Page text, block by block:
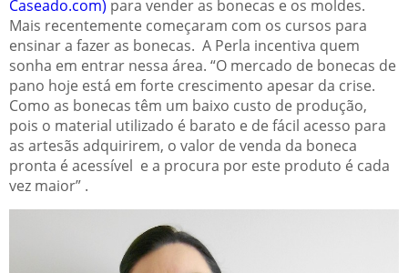
Caseado.com) para vender as bonecas e os moldes.
Mais recentemente começaram com os cursos para
ensinar a fazer as bonecas. A Perla incentiva quem
sonha em entrar nessa área. “O mercado de bonecas de
pano hoje está em forte crescimento apesar da crise.
Como as bonecas têm um baixo custo de produção,
pois o material utilizado é barato e de fácil acesso para
as artesãs adquirirem, o valor de venda da boneca
pronta é acessível e a procura por este produto é cada
vez maior” .